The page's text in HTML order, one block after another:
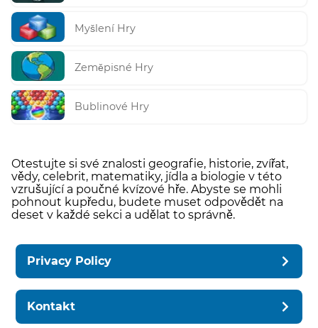
Myšlení Hry
Zeměpisné Hry
Bublinové Hry
Otestujte si své znalosti geografie, historie, zvířat,
vědy, celebrit, matematiky, jídla a biologie v této
vzrušující a poučné kvízové hře. Abyste se mohli
pohnout kupředu, budete muset odpovědět na
deset v každé sekci a udělat to správně.
Privacy Policy
Kontakt